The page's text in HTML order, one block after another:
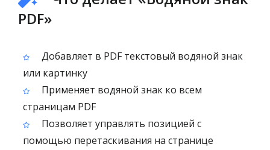
PDF»
Добавляет в PDF текстовый водяной знак
или картинку
Применяет водяной знак ко всем
страницам PDF
Позволяет управлять позицией с
помощью перетаскивания на странице